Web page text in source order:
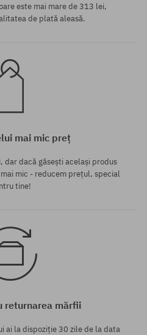
este mai mare de 313 lei,
de plată aleasă.
mai mic preț
dar dacă găsești același produs
mic - reducem prețul, special
tine!
returnarea mărfii
ai la dispoziție 30 zile de la data